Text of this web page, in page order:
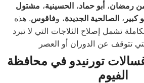
رمضان، أبو حماد، الحسينية، مشتول
كبير ، الصالحية الجديدة، وفاقوس. هذه
تشمل إصلاح الثلاجات التي لا تبرد
تورنيدو في محافظة
الفيوم